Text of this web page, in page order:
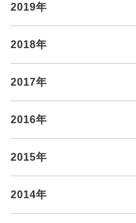
2019年
2018年
2017年
2016年
2015年
2014年